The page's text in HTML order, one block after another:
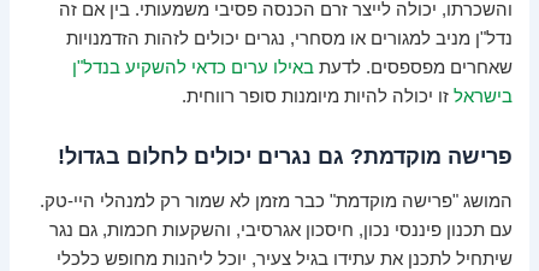
והשכרתו, יכולה לייצר זרם הכנסה פסיבי משמעותי. בין אם זה
נדל"ן מניב למגורים או מסחרי, נגרים יכולים לזהות הזדמנויות
שאחרים מפספסים. לדעתבאילו ערים כדאי להשקיע בנדל"ן
בישראל זו יכולה להיות מיומנות סופר רווחית.
פרישה מוקדמת? גם נגרים יכולים לחלום בגדול!
המושג "פרישה מוקדמת" כבר מזמן לא שמור רק למנהלי היי-טק.
עם תכנון פיננסי נכון, חיסכון אגרסיבי, והשקעות חכמות, גם נגר
שיתחיל לתכנן את עתידו בגיל צעיר, יוכל ליהנות מחופש כלכלי